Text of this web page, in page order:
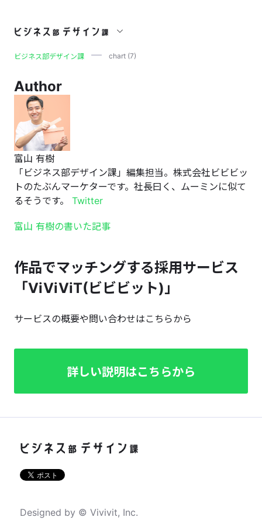
chart (7)
ビジネス部デザイン課 chart (7)
Author
富山 有樹
「ビジネス部デザイン課」編集担当。株式会社ビビビッ
トのたぶんマーケターです。社長曰く、ムーミンに似て
るそうです。 Twitter
富山 有樹の書いた記事
作品でマッチングする採用サービス
「ViViViT(ビビビット)」
サービスの概要や問い合わせはこちらから
詳しい説明はこちらから
Designed by © Vivivit, Inc.